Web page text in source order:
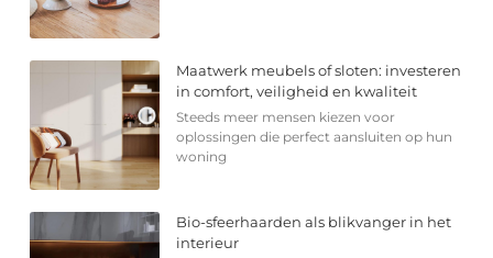
Maatwerk meubels of sloten: investeren
in comfort, veiligheid en kwaliteit
Steeds meer mensen kiezen voor
oplossingen die perfect aansluiten op hun
woning
Bio-sfeerhaarden als blikvanger in het
interieur